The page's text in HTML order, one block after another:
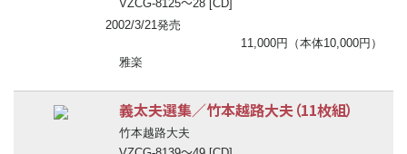
VZCG-8125
28 [CD]
2002/3/21発売
11,000円（本体10,000円）
雅楽
義太夫選集／竹本越路大夫（11枚組）
竹本越路大夫